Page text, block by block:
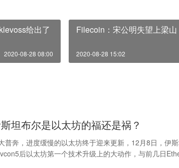
给出了
2020-08-28 08:00
Filecoin：宋公明失望上梁
2020-08-28 15:02
坦布尔是以太坊的福还是祸？
普奔，进度缓慢的以太坊终于迎来更新，12月8日，伊
后以太坊第一个技术升级上的大动作，与前几日